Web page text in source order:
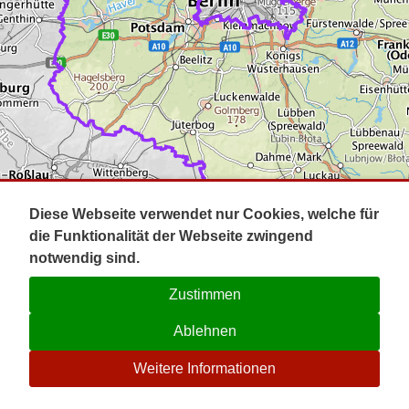
Impressum
Kontakt
☉
Diese Webseite verwendet nur Cookies, welche für
die Funktionalität der Webseite zwingend
notwendig sind.
Zustimmen
Ablehnen
Weitere Informationen